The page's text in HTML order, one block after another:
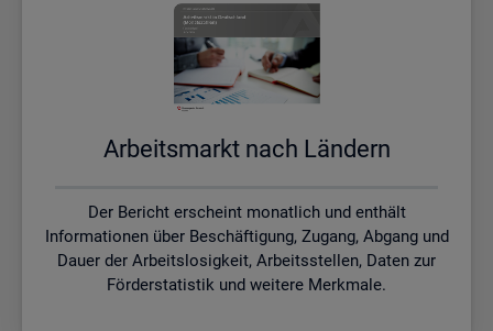
Ar­beits­markt nach Län­dern
Der Bericht erscheint monatlich und enthält
Informationen über Beschäftigung, Zugang, Abgang und
Dauer der Arbeitslosigkeit, Arbeitsstellen, Daten zur
Förderstatistik und weitere Merkmale.